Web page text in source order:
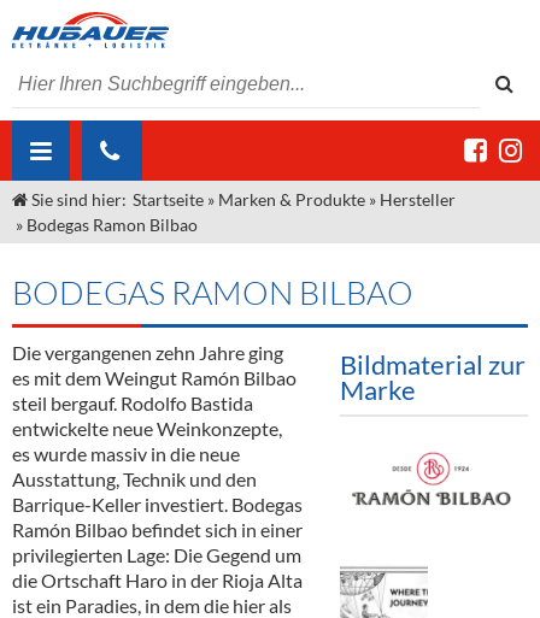
ÜBER UNS
Unser Liefergebiet
Unser Team
Kontakt
Angebote Gastronomie & Großhandel
Gastronomie
Großhandel
Innovation - Die Neue Art des Bierzapfens
"DroughtMaster"
Neuigkeiten
Termine
MARKEN & PRODUKTE
Weine & Schaumwein
Sirup
Spirituosen
Bier
Alkoholfreie Getränke
Öle & Küchenartikel
DIENSTLEISTUNGEN
Kommisionskauf & Lieferbedingungen
Fremddienstleistungen
Sie sind hier: Startseite » Marken & Produkte » Hersteller
» Bodegas Ramon Bilbao
BODEGAS RAMON BILBAO
Die vergangenen zehn Jahre ging
es mit dem Weingut Ramón Bilbao
steil bergauf. Rodolfo Bastida
entwickelte neue Weinkonzepte,
es wurde massiv in die neue
Ausstattung, Technik und den
Barrique-Keller investiert. Bodegas
Ramón Bilbao befindet sich in einer
privilegierten Lage: Die Gegend um
die Ortschaft Haro in der Rioja Alta
ist ein Paradies, in dem die hier als
Bildmaterial zur
Marke